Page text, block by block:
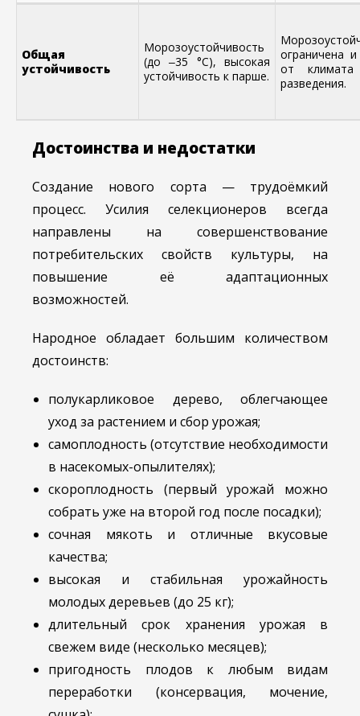
Общая
устойчивость
Морозоустойчивость
(до ‒35 °C), высокая
устойчивость к парше.
ограничена
от климата
разведения.
Достоинства и недостатки
Создание нового сорта — трудоёмкий
процесс. Усилия селекционеров всегда
направлены на совершенствование
потребительских свойств культуры, на
повышение её адаптационных
возможностей.
Народное обладает большим количеством
достоинств:
полукарликовое дерево, облегчающее
уход за растением и сбор урожая;
самоплодность (отсутствие необходимости
в насекомых-опылителях);
скороплодность (первый урожай можно
собрать уже на второй год после посадки);
сочная мякоть и отличные вкусовые
качества;
высокая и стабильная урожайность
молодых деревьев (до 25 кг);
длительный срок хранения урожая в
свежем виде (несколько месяцев);
пригодность плодов к любым видам
переработки (консервация, мочение,